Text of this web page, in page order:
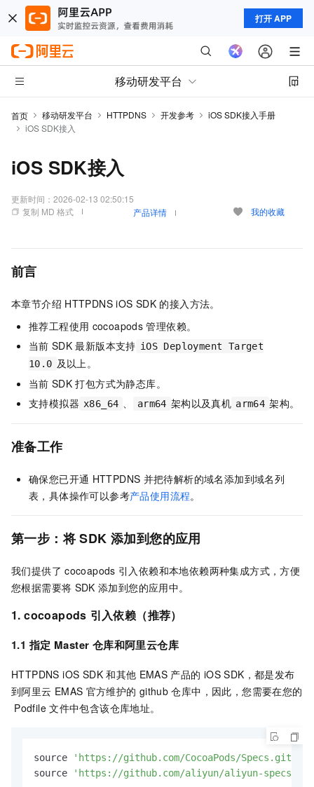
打开 APP
移动研发平台
首页 移动研发平台 HTTPDNS 开发参考
iOS SDK接入手册
iOS SDK接入
iOS SDK接入
更新时间： 2026-02-13 02:50:15
复制 MD 格式
产品详情 我的收藏
前言
本章节介绍 HTTPDNS iOS SDK 的接入方法。
推荐工程使用 cocoapods 管理依赖。
当前 SDK 最新版本支持 iOS Deployment Target
10.0 及以上。
当前 SDK 打包方式为静态库。
支持模拟器 x86_64 、 arm64 架构以及真机 arm64 架构。
准备工作
确保您已开通 HTTPDNS 并把待解析的域名添加到域名列
表，具体操作可以参考产品使用流程。
第一步：将 SDK 添加到您的应用
我们提供了 cocoapods 引入依赖和本地依赖两种集成方式，方便
您根据需要将 SDK 添加到您的应用中。
1. cocoapods 引入依赖（推荐）
1.1 指定 Master 仓库和阿里云仓库
HTTPDNS iOS SDK 和其他 EMAS 产品的 iOS SDK，都是发布
到阿里云 EMAS 官方维护的 github 仓库中，因此，您需要在您的
Podfile 文件中包含该仓库地址。
source
'https://github.com/CocoaPods/Specs.git'
source
'https://github.com/aliyun/aliyun-